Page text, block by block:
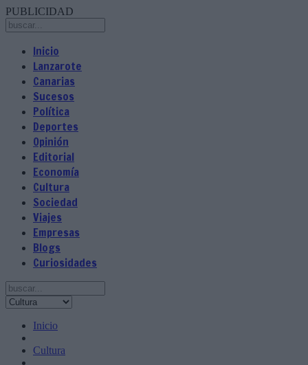
PUBLICIDAD
Inicio
Lanzarote
Canarias
Sucesos
Política
Deportes
Opinión
Editorial
Economía
Cultura
Sociedad
Viajes
Empresas
Blogs
Curiosidades
Inicio
Cultura